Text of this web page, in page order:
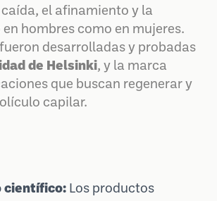
el afinamiento y la
hombres como en mujeres.
desarrolladas y probadas
de Helsinki, y la marca
que buscan regenerar y
capilar.
científico: Los productos